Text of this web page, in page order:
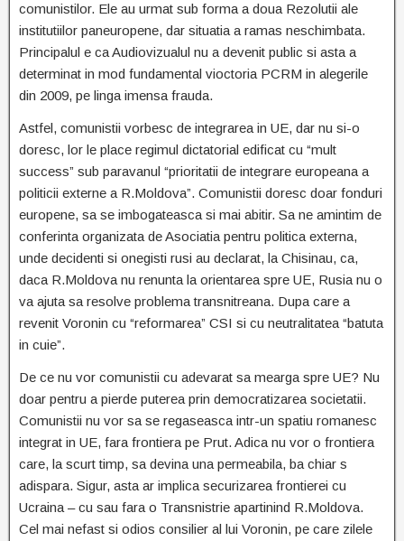
comunistilor. Ele au urmat sub forma a doua Rezolutii ale
institutiilor paneuropene, dar situatia a ramas neschimbata.
Principalul e ca Audiovizualul nu a devenit public si asta a
determinat in mod fundamental vioctoria PCRM in alegerile
din 2009, pe linga imensa frauda.
Astfel, comunistii vorbesc de integrarea in UE, dar nu si-o
doresc, lor le place regimul dictatorial edificat cu “mult
success” sub paravanul “prioritatii de integrare europeana a
politicii externe a R.Moldova”. Comunistii doresc doar fonduri
europene, sa se imbogateasca si mai abitir. Sa ne amintim de
conferinta organizata de Asociatia pentru politica externa,
unde decidenti si onegisti rusi au declarat, la Chisinau, ca,
daca R.Moldova nu renunta la orientarea spre UE, Rusia nu o
va ajuta sa resolve problema transnitreana. Dupa care a
revenit Voronin cu “reformarea” CSI si cu neutralitatea “batuta
in cuie”.
De ce nu vor comunistii cu adevarat sa mearga spre UE? Nu
doar pentru a pierde puterea prin democratizarea societatii.
Comunistii nu vor sa se regaseasca intr-un spatiu romanesc
integrat in UE, fara frontiera pe Prut. Adica nu vor o frontiera
care, la scurt timp, sa devina una permeabila, ba chiar s
adispara. Sigur, asta ar implica securizarea frontierei cu
Ucraina – cu sau fara o Transnistrie apartinind R.Moldova.
Cel mai nefast si odios consilier al lui Voronin, pe care zilele